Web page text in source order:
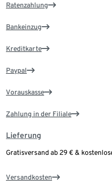
Ratenzahlung
Bankeinzug
Kreditkarte
Paypal
Vorauskasse
Zahlung in der Filiale
Lieferung
Gratisversand ab 29 € &
Versandkosten